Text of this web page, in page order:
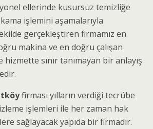
ellerinde kusursuz temizliğe
işlemini aşamalarıyla
gerçekleştiren firmamız en
makina ve en doğru çalışan
sınır tanımayan bir anlayış
firması yılların verdiği tecrübe
işlemleri ile her zaman hak
sağlayacak yapıda bir firmadır.